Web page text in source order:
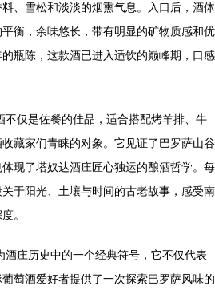
、雪松和淡淡的烟熏气息。入口后，酒体
衡，余味悠长，带有明显的矿物质感和优
瓶陈，这款酒已进入适饮的巅峰期，口感
不仅是佐餐的佳品，适合搭配烤羊排、牛
藏家们青睐的对象。它见证了巴罗萨山谷
现了塔奴达酒庄匠心独运的酿酒哲学。每
于阳光、土壤与时间的古老故事，感受南
。
酒庄历史中的一个经典符号，它不仅代表
萄酒爱好者提供了一次探索巴罗萨风味的